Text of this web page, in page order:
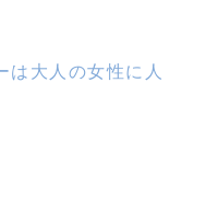
は大人の女性に人